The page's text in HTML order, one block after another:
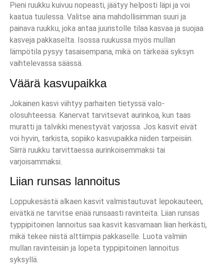
Pieni ruukku kuivuu nopeasti, jäätyy helposti läpi ja voi
kaatua tuulessa. Valitse aina mahdollisimman suuri ja
painava ruukku, joka antaa juuristolle tilaa kasvaa ja suojaa
kasveja pakkaselta. Isossa ruukussa myös mullan
lämpötila pysyy tasaisempana, mikä on tärkeää syksyn
vaihtelevassa säässä.
Väärä kasvupaikka
Jokainen kasvi viihtyy parhaiten tietyssä valo-
olosuhteessa. Kanervat tarvitsevat aurinkoa, kun taas
muratti ja talvikki menestyvät varjossa. Jos kasvit eivät
voi hyvin, tarkista, sopiiko kasvupaikka niiden tarpeisiin.
Siirrä ruukku tarvittaessa aurinkoisemmaksi tai
varjoisammaksi.
Liian runsas lannoitus
Loppukesästä alkaen kasvit valmistautuvat lepokauteen,
eivätkä ne tarvitse enää runsaasti ravinteita. Liian runsas
typpipitoinen lannoitus saa kasvit kasvamaan liian herkästi,
mikä tekee niistä alttiimpia pakkaselle. Luota valmiin
mullan ravinteisiin ja lopeta typpipitoinen lannoitus
syksyllä.